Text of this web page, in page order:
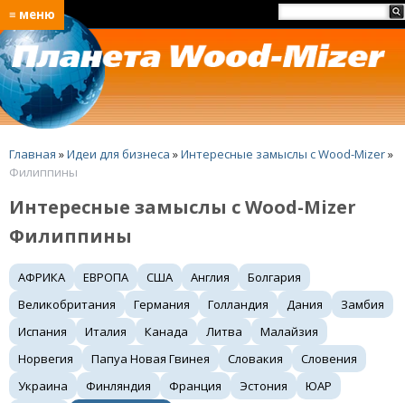
≡ меню
Главная »Идеи для бизнеса »Интересные замыслы с Wood-Mizer»
Филиппины
Интересные замыслы с Wood-Mizer
Филиппины
АФРИКА ЕВРОПА США Англия
Болгария
Великобритания
Германия Голландия Дания
Замбия
Испания
Италия Канада Литва
Малайзия
Норвегия
Папуа Новая Гвинея Словакия
Словения
Украина
Финляндия Франция Эстония
ЮАР